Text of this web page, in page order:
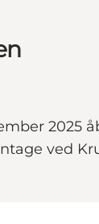
2025
ved